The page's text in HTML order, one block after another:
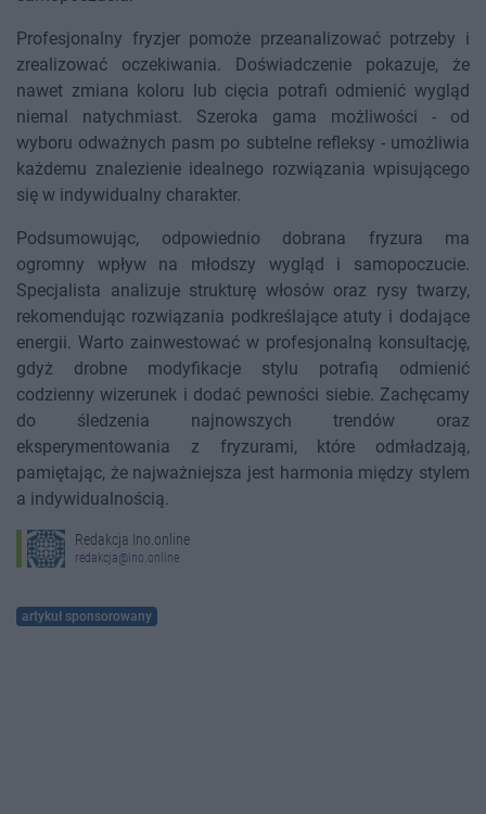
Profesjonalny fryzjer pomoże przeanalizować potrzeby i
zrealizować oczekiwania. Doświadczenie pokazuje, że
nawet zmiana koloru lub cięcia potrafi odmienić wygląd
niemal natychmiast. Szeroka gama możliwości - od
wyboru odważnych pasm po subtelne refleksy - umożliwia
każdemu znalezienie idealnego rozwiązania wpisującego
się w indywidualny charakter.
Podsumowując, odpowiednio dobrana fryzura ma
ogromny wpływ na młodszy wygląd i samopoczucie.
Specjalista analizuje strukturę włosów oraz rysy twarzy,
rekomendując rozwiązania podkreślające atuty i dodające
energii. Warto zainwestować w profesjonalną konsultację,
gdyż drobne modyfikacje stylu potrafią odmienić
codzienny wizerunek i dodać pewności siebie. Zachęcamy
do śledzenia najnowszych trendów oraz
eksperymentowania z fryzurami, które odmładzają,
pamiętając, że najważniejsza jest harmonia między stylem
a indywidualnością.
Redakcja Ino.online
redakcja@ino.online
artykuł sponsorowany